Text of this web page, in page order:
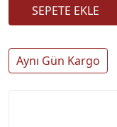
Aynı Gün Kargo